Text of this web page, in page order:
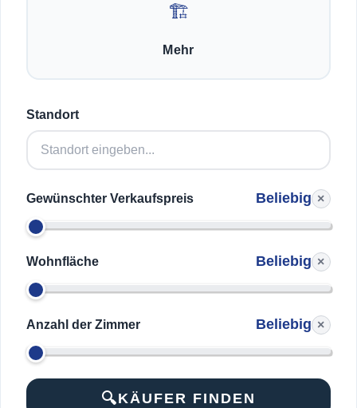
🏗️
Mehr
Standort
Gewünschter Verkaufspreis Beliebig ×
Wohnfläche Beliebig ×
Anzahl der Zimmer Beliebig ×
KÄUFER FINDEN